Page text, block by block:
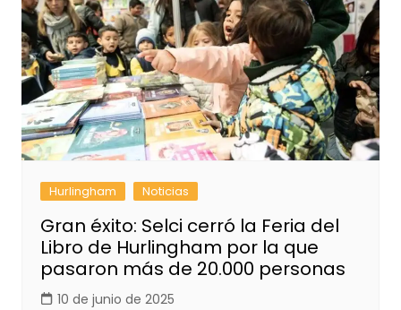
Hurlingham Noticias
Gran éxito: Selci cerró la Feria del
Libro de Hurlingham por la que
pasaron más de 20.000 personas
10 de junio de 2025